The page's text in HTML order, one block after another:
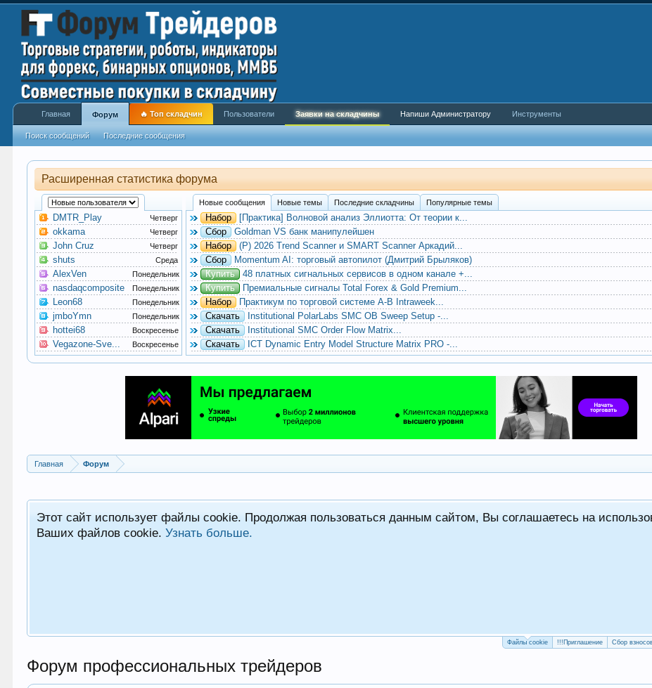
Расширенная статистика форума
DMTR_Play Четверг
okkama Четверг
John Cruz Четверг
shuts Среда
AlexVen Понедельник
nasdaqcomposite Понедельник
Leon68 Понедельник
jmboYmn Понедельник
hottei68 Воскресенье
Vegazone-Sve... Воскресенье
Новые сообщения Новые темы Последние складчины Популярные темы
Набор [Практика] Волновой анализ Эллиотта: От теории к...
Сбор Goldman VS банк манипулейшен
Набор (Р) 2026 Trend Scanner и SMART Scanner Аркадий...
Сбор Momentum AI: торговый автопилот (Дмитрий Брыляков)
Купить 48 платных сигнальных сервисов в одном канале +...
Купить Премиальные сигналы Total Forex & Gold Premium...
Набор Практикум по торговой системе A-B Intraweek...
Скачать Institutional PolarLabs SMC OB Sweep Setup -...
Скачать Institutional SMC Order Flow Matrix...
Скачать ICT Dynamic Entry Model Structure Matrix PRO -...
Главная Форум
Этот сайт использует файлы cookie. Продолжая пользоваться данным сайтом, Вы соглашаетесь на
Ваших файлов cookie.Узнать больше.
Файлы cookie !!!Приглашение Сбор
Форум профессиональных трейдеров
Главная Форум
Поиск сообщений Последние сообщения
🔥 Топ складчин Пользователи Заявки на складчины Напиши Администратору Инструменты